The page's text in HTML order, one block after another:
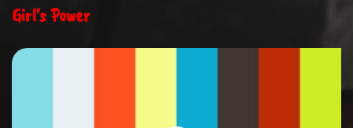
Girl's Power